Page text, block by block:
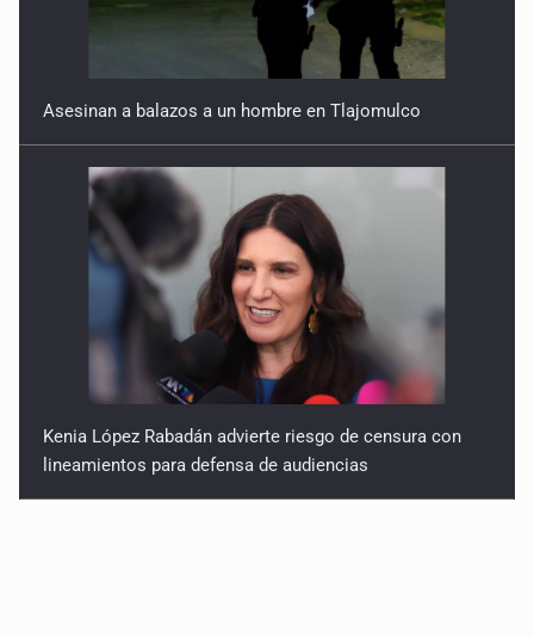
Asesinan a balazos a un hombre en Tlajomulco
Kenia López Rabadán advierte riesgo de censura con
lineamientos para defensa de audiencias